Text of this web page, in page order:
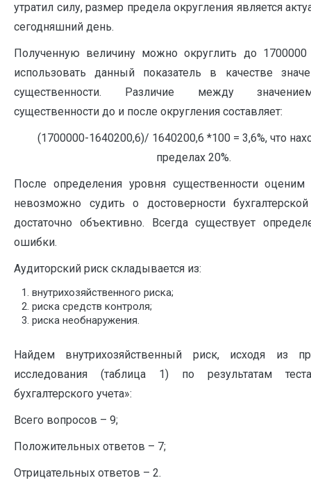
утратил силу, размер предела округления является
сегодняшний день.
Полученную величину можно округлить до
использовать данный показатель в качестве
существенности. Различие между
существенности до и после округления составляет:
(1700000-1640200,6)/ 1640200,6 *100 = 3,6%, что
пределах 20%.
После определения уровня существенности оценим
невозможно судить о достоверности бухгалтерской
достаточно объективно. Всегда существует
ошибки.
Аудиторский риск складывается из:
внутрихозяйственного риска;
риска средств контроля;
риска необнаружения.
Найдем внутрихозяйственный риск, исходя из
исследования (таблица 1) по результатам
бухгалтерского учета»:
Всего вопросов – 9;
Положительных ответов – 7;
Отрицательных ответов – 2.